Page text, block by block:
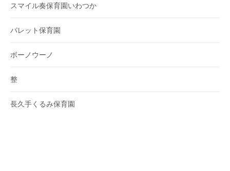
スマイル奏保育園いわつか
パレット保育園
ボーノウーノ
整
長久手くるみ保育園